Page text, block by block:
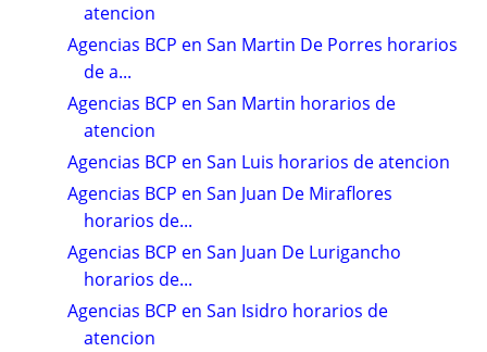
atencion
Agencias BCP en San Martin De Porres horarios
de a...
Agencias BCP en San Martin horarios de
atencion
Agencias BCP en San Luis horarios de atencion
Agencias BCP en San Juan De Miraflores
horarios de...
Agencias BCP en San Juan De Lurigancho
horarios de...
Agencias BCP en San Isidro horarios de
atencion